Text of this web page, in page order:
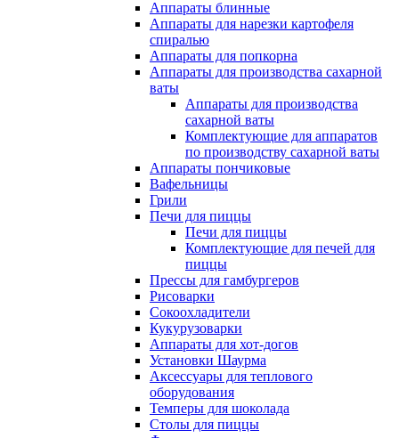
Аппараты блинные
Аппараты для нарезки картофеля
спиралью
Аппараты для попкорна
Аппараты для производства сахарной
ваты
Аппараты для производства
сахарной ваты
Комплектующие для аппаратов
по производству сахарной ваты
Аппараты пончиковые
Вафельницы
Грили
Печи для пиццы
Печи для пиццы
Комплектующие для печей для
пиццы
Прессы для гамбургеров
Рисоварки
Сокоохладители
Кукурузоварки
Аппараты для хот-догов
Установки Шаурма
Аксессуары для теплового
оборудования
Темперы для шоколада
Столы для пиццы